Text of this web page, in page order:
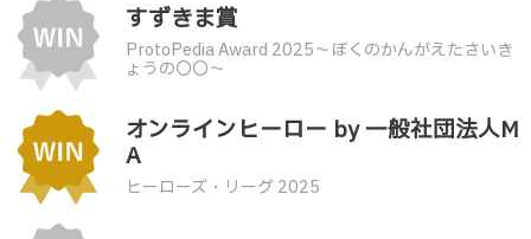
すずきま賞
ProtoPedia Award 2025〜ぼくのかんがえたさいき
ょうの〇〇〜
オンラインヒーロー by 一般社団法人M
A
ヒーローズ・リーグ 2025